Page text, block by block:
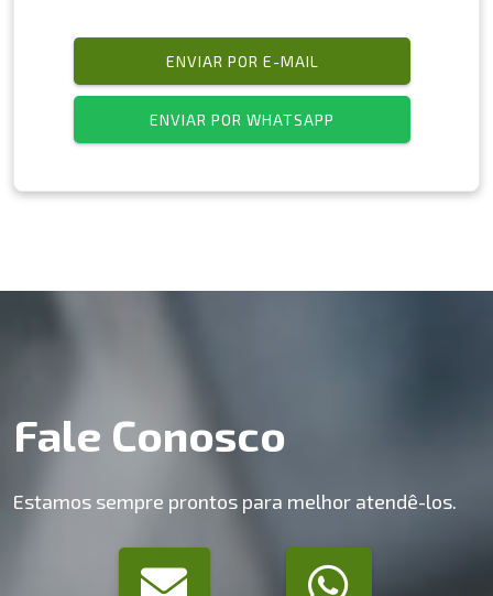
ENVIAR POR E-MAIL
ENVIAR POR WHATSAPP
Fale Conosco
Estamos sempre prontos para melhor atendê-los.